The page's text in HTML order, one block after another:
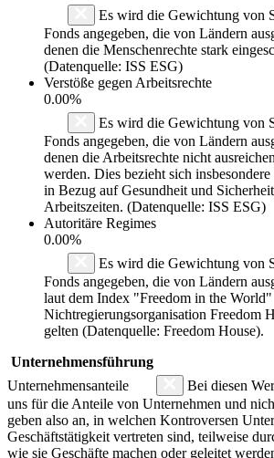
Es wird die Gewichtung von
Fonds angegeben, die von Ländern
denen die Menschenrechte stark
(Datenquelle: ISS ESG)
Verstöße gegen Arbeitsrechte
0.00%
Es wird die Gewichtung von
Fonds angegeben, die von Ländern
denen die Arbeitsrechte nicht
werden. Dies bezieht sich
in Bezug auf Gesundheit und
Arbeitszeiten. (Datenquelle: ISS ESG)
Autoritäre Regimes
0.00%
Es wird die Gewichtung von
Fonds angegeben, die von Ländern
laut dem Index "Freedom in the
Nichtregierungsorganisation Freedom
gelten (Datenquelle: Freedom House).
Unternehmensführung
Unternehmensanteile
Bei diesen
uns für die Anteile von Unternehmen und
geben also an, in welchen Kontroversen
Geschäftstätigkeit vertreten sind, teilweise
wie sie Geschäfte machen oder geleitet